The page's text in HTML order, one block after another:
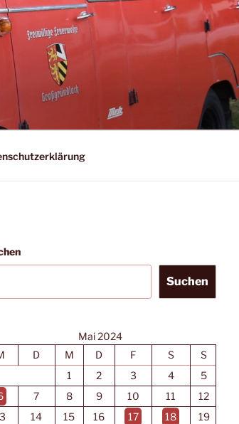
Suchen
Mai 2024
D M D F S
S
1
2 3 4
5
7 8 9 10 11
12
14 15 16 17 18
19